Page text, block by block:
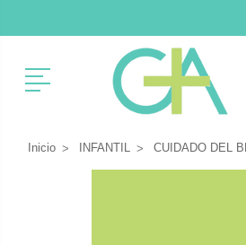
Menú
Inicio INFANTIL CUIDADO DEL